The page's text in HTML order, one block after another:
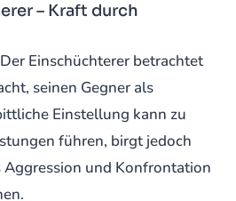
– Kraft durch
Der Einschüchterer betrachtet
seinen Gegner als
Einstellung kann zu
führen, birgt jedoch
Aggression und Konfrontation